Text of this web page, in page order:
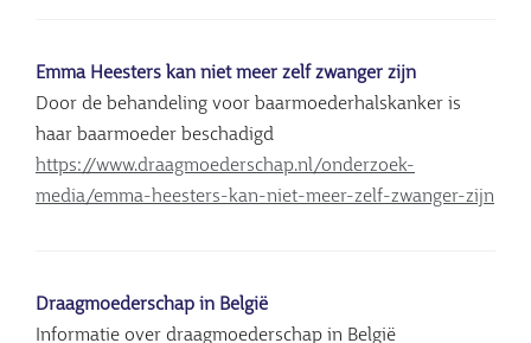
Emma Heesters kan niet meer zelf zwanger zijn
Door de behandeling voor baarmoederhalskanker is
haar baarmoeder beschadigd
https://www.draagmoederschap.nl/onderzoek-
media/emma-heesters-kan-niet-meer-zelf-zwanger-zijn
Draagmoederschap in België
Informatie over draagmoederschap in België